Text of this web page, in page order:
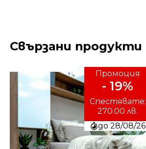
Свързани продукти
Промоция
- 19%
Спестявате:
270.00 лв.
до 28/08/26